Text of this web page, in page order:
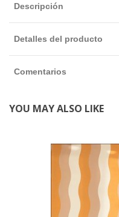
Descripción
Detalles del producto
Comentarios
YOU MAY ALSO LIKE